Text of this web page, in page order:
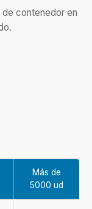
contenedor en
Más de
5000 ud